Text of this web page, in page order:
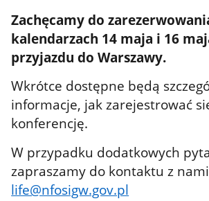
Zachęcamy do
kalendarzach 14 maja i 16
przyjazdu do Warszawy.
Wkrótce dostępne będą
informacje, jak zarejestrować
konferencję.
W przypadku dodatkowych
zapraszamy do kontaktu z
life@nfosigw.gov.pl